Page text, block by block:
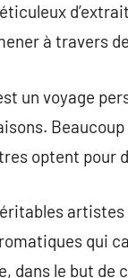
à travers
un voyage
optent
artistes
qui
dans le but